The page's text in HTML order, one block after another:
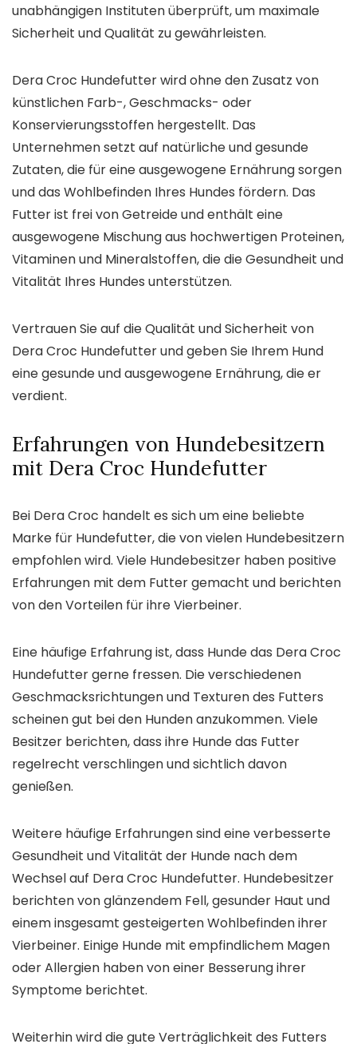
unabhängigen Instituten überprüft, um maximale
Sicherheit und Qualität zu gewährleisten.
Dera Croc Hundefutter wird ohne den Zusatz von
künstlichen Farb-, Geschmacks- oder
Konservierungsstoffen hergestellt. Das
Unternehmen setzt auf natürliche und gesunde
Zutaten, die für eine ausgewogene Ernährung sorgen
und das Wohlbefinden Ihres Hundes fördern. Das
Futter ist frei von Getreide und enthält eine
ausgewogene Mischung aus hochwertigen Proteinen,
Vitaminen und Mineralstoffen, die die Gesundheit und
Vitalität Ihres Hundes unterstützen.
Vertrauen Sie auf die Qualität und Sicherheit von
Dera Croc Hundefutter und geben Sie Ihrem Hund
eine gesunde und ausgewogene Ernährung, die er
verdient.
Erfahrungen von Hundebesitzern
mit Dera Croc Hundefutter
Bei Dera Croc handelt es sich um eine beliebte
Marke für Hundefutter, die von vielen Hundebesitzern
empfohlen wird. Viele Hundebesitzer haben positive
Erfahrungen mit dem Futter gemacht und berichten
von den Vorteilen für ihre Vierbeiner.
Eine häufige Erfahrung ist, dass Hunde das Dera Croc
Hundefutter gerne fressen. Die verschiedenen
Geschmacksrichtungen und Texturen des Futters
scheinen gut bei den Hunden anzukommen. Viele
Besitzer berichten, dass ihre Hunde das Futter
regelrecht verschlingen und sichtlich davon
genießen.
Weitere häufige Erfahrungen sind eine verbesserte
Gesundheit und Vitalität der Hunde nach dem
Wechsel auf Dera Croc Hundefutter. Hundebesitzer
berichten von glänzendem Fell, gesunder Haut und
einem insgesamt gesteigerten Wohlbefinden ihrer
Vierbeiner. Einige Hunde mit empfindlichem Magen
oder Allergien haben von einer Besserung ihrer
Symptome berichtet.
Weiterhin wird die gute Verträglichkeit des Futters